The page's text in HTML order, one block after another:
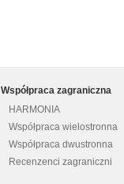
Współpraca zagraniczna
HARMONIA
Współpraca wielostronna
Współpraca dwustronna
Recenzenci zagraniczni